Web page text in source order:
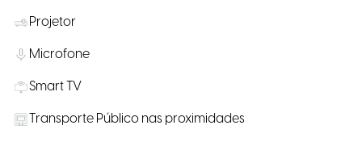
Projetor
Microfone
Smart TV
Transporte Público nas proximidades